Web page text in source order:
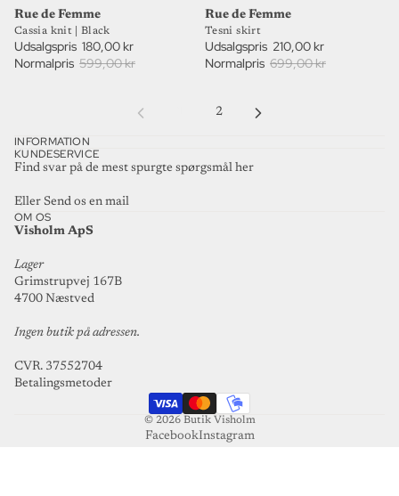
UDSALG
70%
Rue de Femme
Cassia knit | Black
Udsalgspris 180,00 kr
Normalpris 599,00 kr
UDSALG
70%
Rue de Femme
Tesni skirt
Udsalgspris 210,00 kr
Normalpris 699,00 kr
2
INFORMATION
KUNDESERVICE
Find svar på de mest spurgte spørgsmål her
Eller Send os en mail
OM OS
Visholm ApS
Lager
Grimstrupvej 167B
4700 Næstved
Ingen butik på adressen.
CVR. 37552704
Betalingsmetoder
© 2026 Butik Visholm
FacebookInstagram